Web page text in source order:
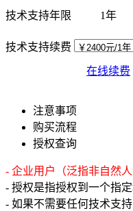
技术支持年限 1年
技术支持续费
在线续费
注意事项
购买流程
授权查询
- 企业用户（泛指非自然
- 授权是指授权到一个指
- 如果不需要任何技术支